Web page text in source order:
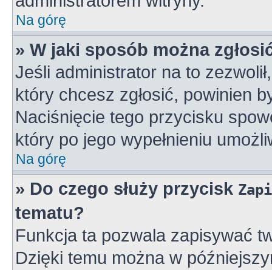
Na górę
» W jaki sposób można
Jeśli administrator na to
który chcesz zgłosić, powinien
Naciśnięcie tego przycisku
który po jego wypełnieniu
Na górę
» Do czego służy przycisk
tematu?
Funkcja ta pozwala zapisywać
Dzięki temu można w